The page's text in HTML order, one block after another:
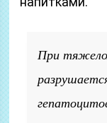
При